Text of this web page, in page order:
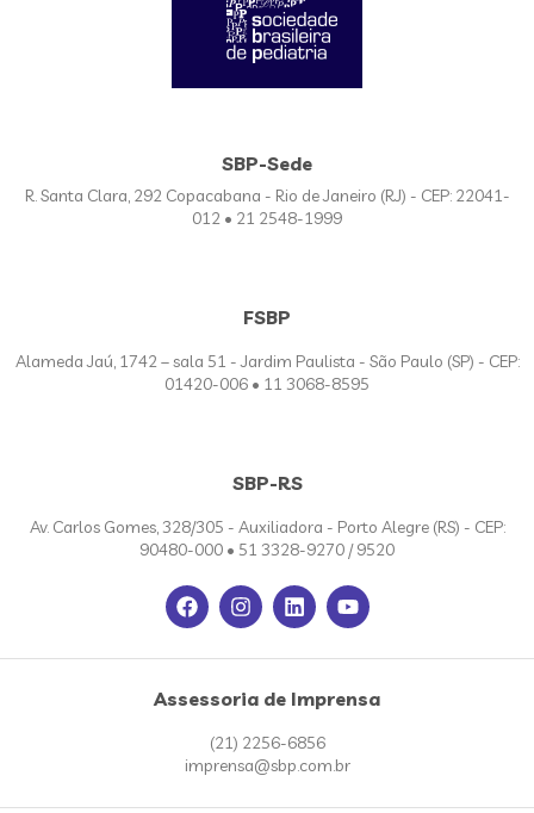
SBP-Sede
R. Santa Clara, 292 Copacabana - Rio de Janeiro (RJ) - CEP: 22041-
012 • 21 2548-1999
FSBP
Alameda Jaú, 1742 – sala 51 - Jardim Paulista - São Paulo (SP) - CEP:
01420-006 • 11 3068-8595
SBP-RS
Av. Carlos Gomes, 328/305 - Auxiliadora - Porto Alegre (RS) - CEP:
90480-000 • 51 3328-9270 / 9520
Assessoria de Imprensa
(21) 2256-6856
imprensa@sbp.com.br